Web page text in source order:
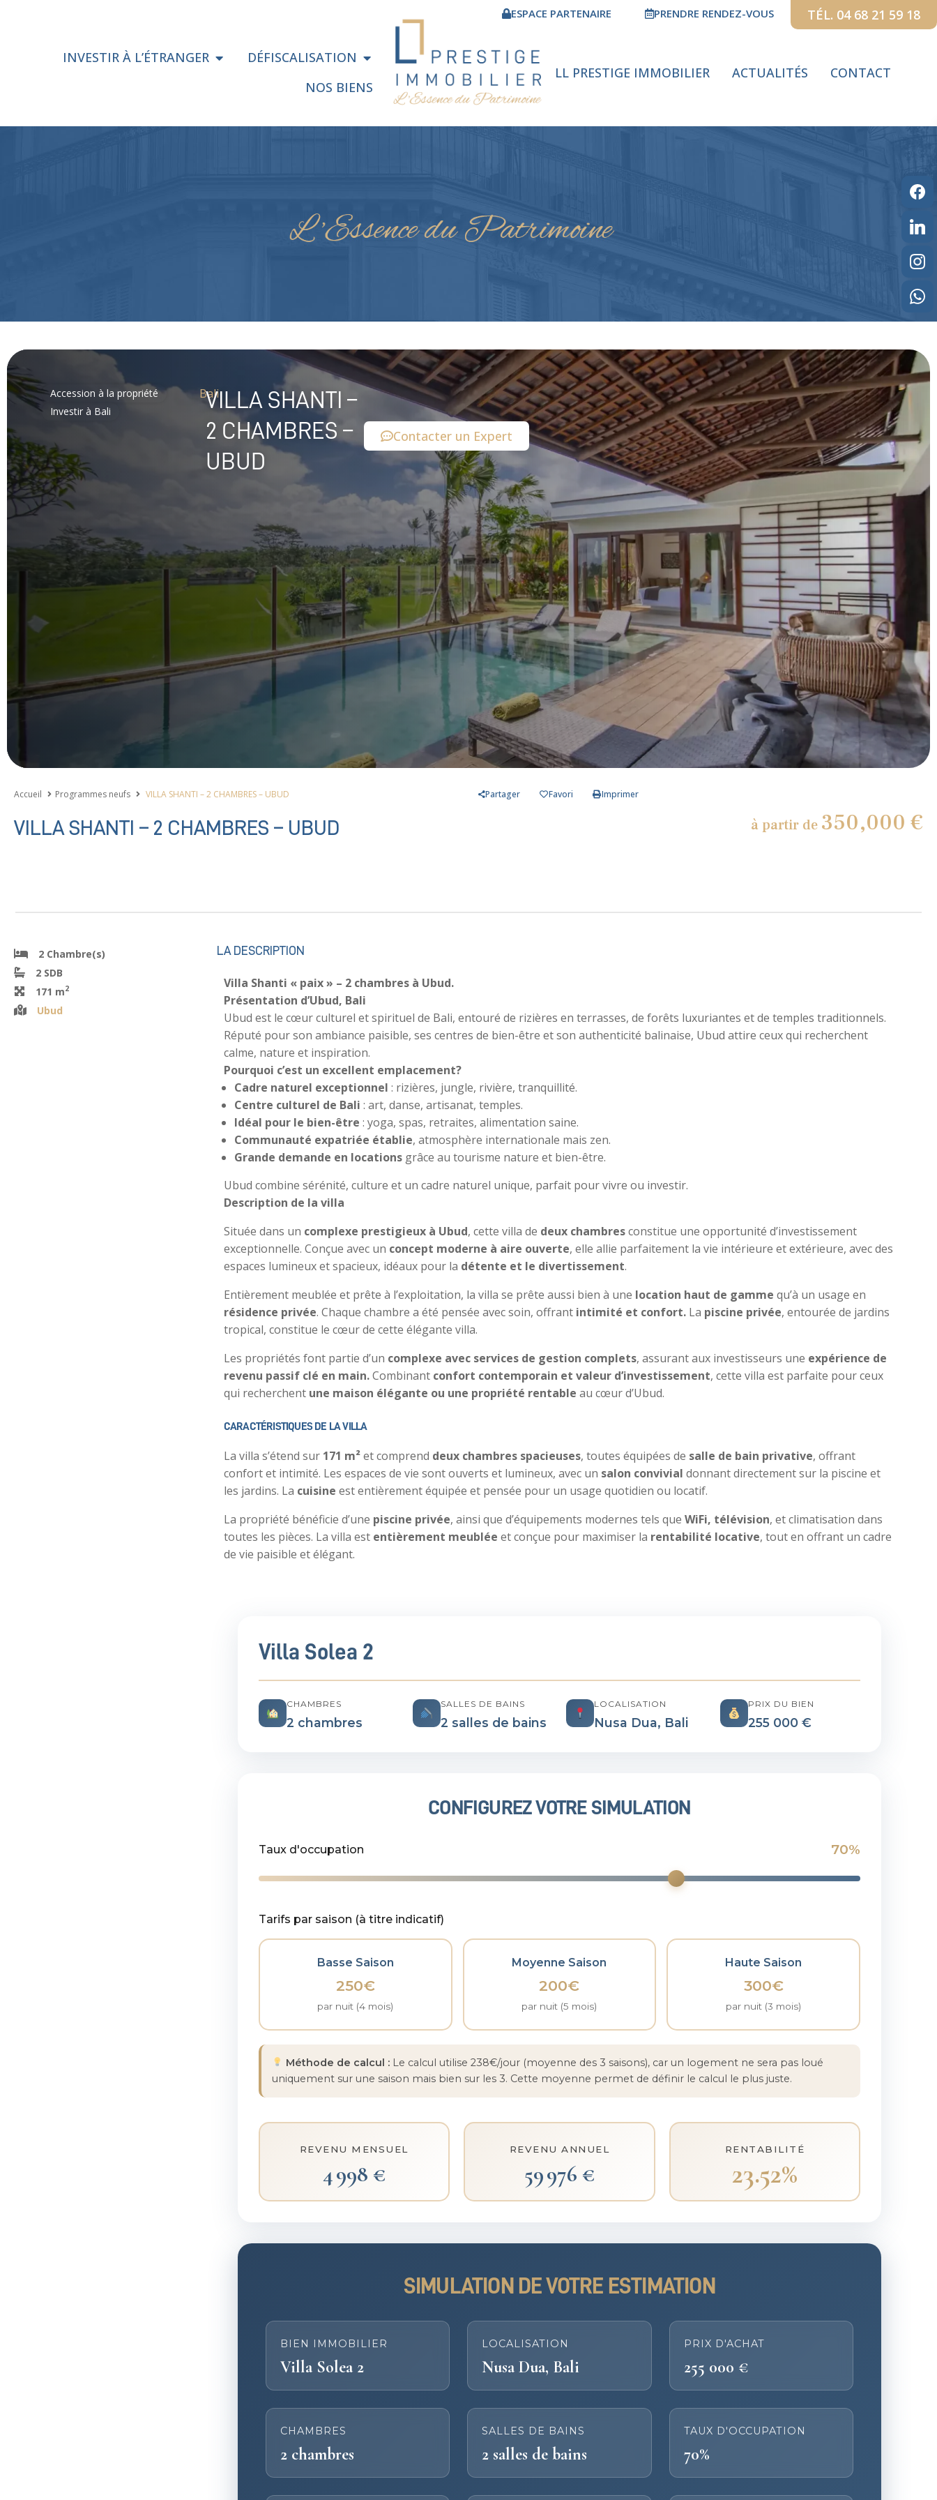
ESPACE PARTENAIRE PRENDRE RENDEZ-VOUS TÉL. 04 68 21 59 18
INVESTIR À L’ÉTRANGER
DÉFISCALISATION
NOS BIENS
LL PRESTIGE IMMOBILIER ACTUALITÉS CONTACT
Accession à la propriété
Investir à Bali
Bali
VILLA SHANTI –
2 CHAMBRES –
UBUD
Contacter un Expert
Accueil Programmes neufs VILLA SHANTI – 2 CHAMBRES – UBUD Partager Favori Imprimer
VILLA SHANTI – 2 CHAMBRES – UBUD à partir de 350,000 €
2 Chambre(s)
2 SDB
171 m2
Ubud
LA DESCRIPTION
Villa Shanti « paix » – 2 chambres à Ubud.
Présentation d’Ubud, Bali
Ubud est le cœur culturel et spirituel de Bali, entouré de rizières en terrasses, de forêts luxuriantes et de temples traditionnels.
Réputé pour son ambiance paisible, ses centres de bien-être et son authenticité balinaise, Ubud attire ceux qui recherchent
calme, nature et inspiration.
Pourquoi c’est un excellent emplacement?
Cadre naturel exceptionnel : rizières, jungle, rivière, tranquillité.
Centre culturel de Bali : art, danse, artisanat, temples.
Idéal pour le bien-être : yoga, spas, retraites, alimentation saine.
Communauté expatriée établie, atmosphère internationale mais zen.
Grande demande en locationsgrâce au tourisme nature et bien-être.
Ubud combine sérénité, culture et un cadre naturel unique, parfait pour vivre ou investir.
Description de la villa
Située dans un complexe prestigieux à Ubud, cette villa de deux chambresconstitue une opportunité d’investissement
exceptionnelle. Conçue avec un concept moderne à aire ouverte, elle allie parfaitement la vie intérieure et extérieure, avec des
espaces lumineux et spacieux, idéaux pour la détente et le divertissement.
Entièrement meublée et prête à l’exploitation, la villa se prête aussi bien à une location haut de gamme qu’à un usage en
résidence privée. Chaque chambre a été pensée avec soin, offrant intimité et confort. La piscine privée, entourée de jardins
tropical, constitue le cœur de cette élégante villa.
Les propriétés font partie d’un complexe avec services de gestion complets, assurant aux investisseurs une expérience de
revenu passif clé en main.Combinant confort contemporain et valeur d’investissement, cette villa est parfaite pour ceux
qui recherchent une maison élégante ou une propriété rentable au cœur d’Ubud.
CARACTÉRISTIQUES DE LA VILLA
La villa s’étend sur 171 m²et comprend deux chambres spacieuses, toutes équipées de salle de bain privative, offrant
confort et intimité. Les espaces de vie sont ouverts et lumineux, avec un salon convivial donnant directement sur la piscine et
les jardins. La cuisine est entièrement équipée et pensée pour un usage quotidien ou locatif.
La propriété bénéficie d’une piscine privée, ainsi que d’équipements modernes tels que WiFi, télévision, et climatisation dans
toutes les pièces. La villa est entièrement meublée et conçue pour maximiser la rentabilité locative, tout en offrant un cadre
de vie paisible et élégant.
Villa Solea 2
CHAMBRES
2 chambres
SALLES DE BAINS
2 salles de bains
LOCALISATION
Nusa Dua, Bali
PRIX DU BIEN
255 000 €
CONFIGUREZ VOTRE SIMULATION
Taux d'occupation 70%
Tarifs par saison (à titre indicatif)
Basse Saison
250€
par nuit (4 mois)
Moyenne Saison
200€
par nuit (5 mois)
Haute Saison
300€
par nuit (3 mois)
Méthode de calcul : Le calcul utilise 238€/jour (moyenne des 3 saisons), car un logement ne sera pas loué
uniquement sur une saison mais bien sur les 3. Cette moyenne permet de définir le calcul le plus juste.
REVENU MENSUEL
4 998 €
REVENU ANNUEL
59 976 €
RENTABILITÉ
23.52%
SIMULATION DE VOTRE ESTIMATION
BIEN IMMOBILIER
Villa Solea 2
LOCALISATION
Nusa Dua, Bali
PRIX D'ACHAT
255 000 €
CHAMBRES
2 chambres
SALLES DE BAINS
2 salles de bains
TAUX D'OCCUPATION
70%